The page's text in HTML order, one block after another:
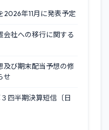
2026年11月に発表予定
会社への移行に関する
及び期末配当予想の修
せ
四半期決算短信〔日